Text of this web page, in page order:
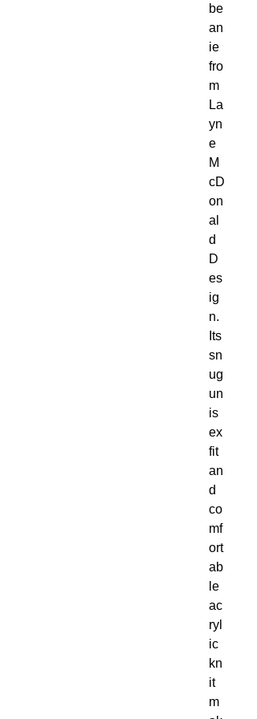
be
an
ie
fro
m
La
yn
e
M
cD
on
al
d
D
es
ig
n.
Its
sn
ug
un
is
ex
fit
an
d
co
mf
ort
ab
le
ac
ryl
ic
kn
it
m